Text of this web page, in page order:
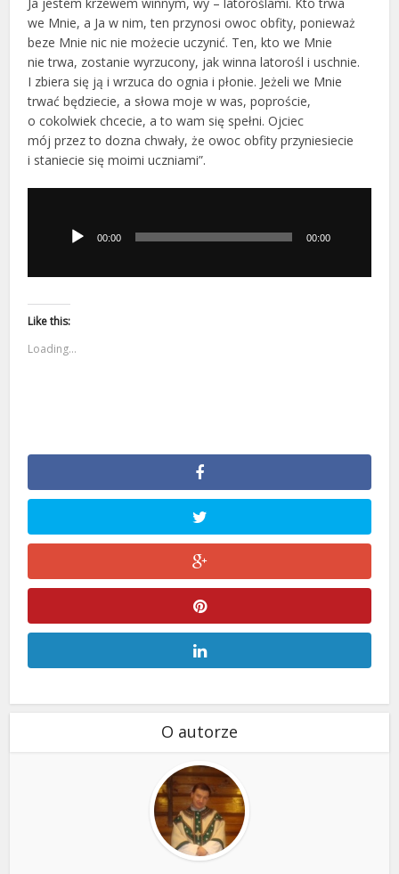
we Mnie, a Ja w nim, ten przynosi owoc obfity, ponieważ
beze Mnie nic nie możecie uczynić. Ten, kto we Mnie
nie trwa, zostanie wyrzucony, jak winna latorośl i uschnie.
I zbiera się ją i wrzuca do ognia i płonie. Jeżeli we Mnie
trwać będziecie, a słowa moje w was, poproście,
o cokolwiek chcecie, a to wam się spełni. Ojciec
mój przez to dozna chwały, że owoc obfity przyniesiecie
i staniecie się moimi uczniami”.
dźwiękowych00:00 00:00
Like this:
Loading...
O autorze